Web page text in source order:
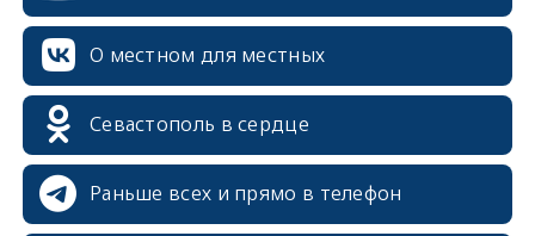
О местном для местных
Севастополь в сердце
Раньше всех и прямо в телефон
erid: 2SDnjcrDNw6